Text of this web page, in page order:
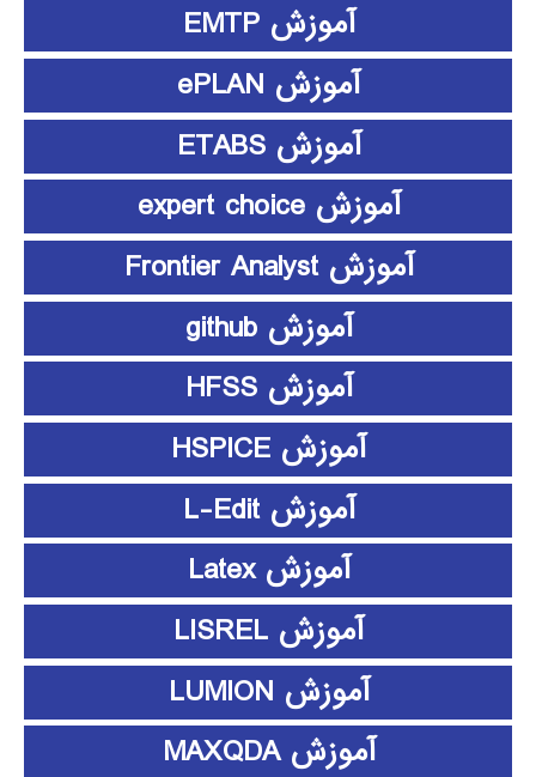
آموزش EMTP
آموزش ePLAN
آموزش ETABS
آموزش expert choice
آموزش Frontier Analyst
آموزش github
آموزش HFSS
آموزش HSPICE
آموزش L-Edit
آموزش Latex
آموزش LISREL
آموزش LUMION
آموزش MAXQDA